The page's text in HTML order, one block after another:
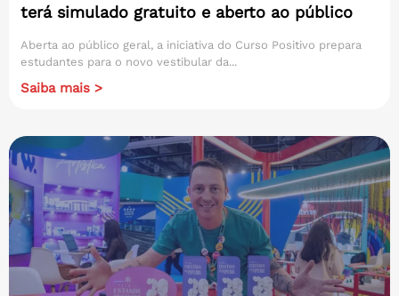
terá simulado gratuito e aberto ao público
Aberta ao público geral, a iniciativa do Curso Positivo prepara
estudantes para o novo vestibular da...
Saiba mais >